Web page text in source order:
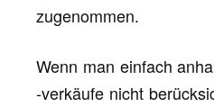
zugenommen.
Wenn man einfach
-verkäufe nicht